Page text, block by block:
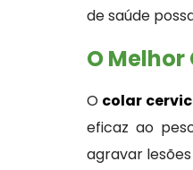
de saúde
O
O colar
eficaz ao
agravar